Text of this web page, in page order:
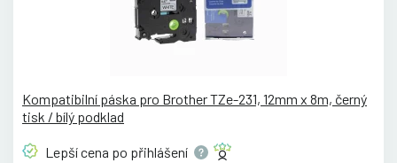
Kompatibilní páska pro Brother TZe-231, 12mm x 8m, černý
tisk / bílý podklad
Lepší cena po přihlášení